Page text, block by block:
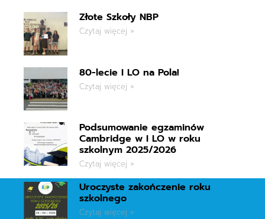
Złote Szkoły NBP
Czytaj więcej »
80-lecie I LO na Pola!
Czytaj więcej »
Podsumowanie egzaminów
Cambridge w I LO w roku
szkolnym 2025/2026
Czytaj więcej »
Uroczyste zakończenie roku
szkolnego
Czytaj więcej »